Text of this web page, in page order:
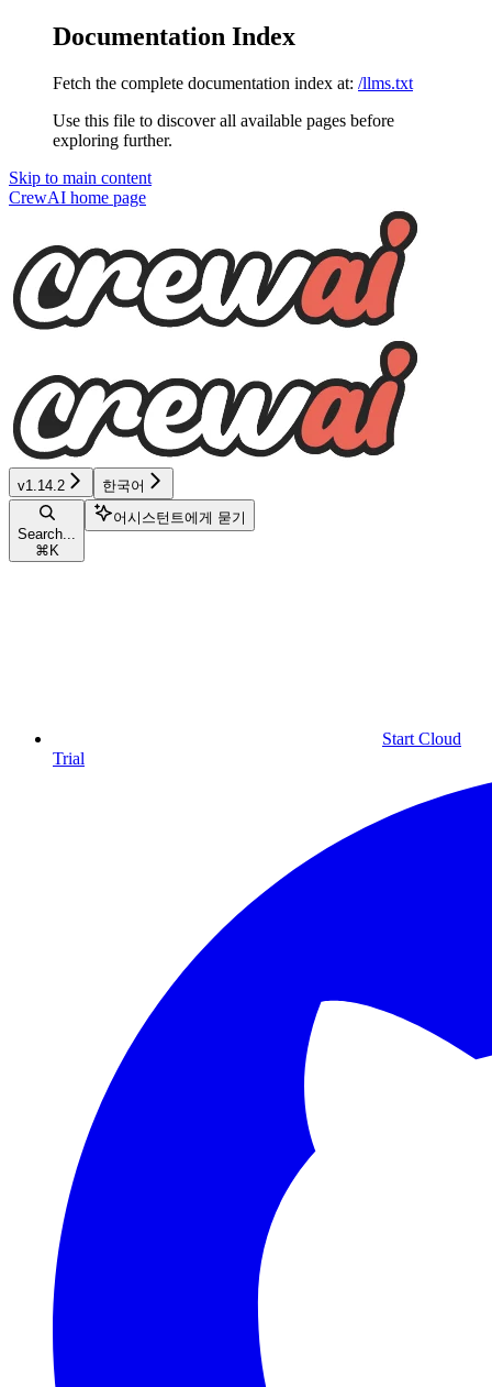
Documentation Index
Fetch the complete documentation index at: /llms.txt
Use this file to discover all available pages before
exploring further.
Skip to main content
CrewAI home page
v1.14.2 한국어
Search...
⌘ K
어시스턴트에게 묻기
Start Cloud
Trial